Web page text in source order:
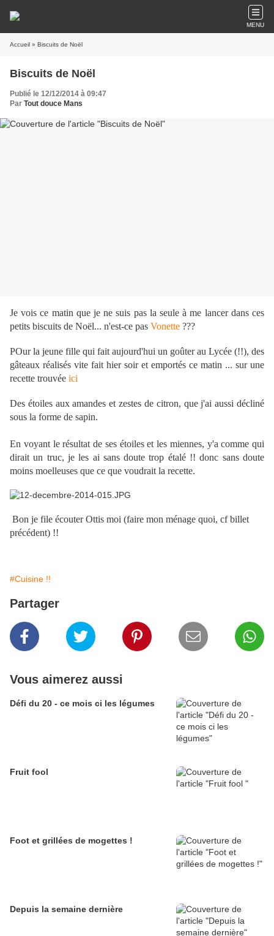
MENU
Accueil » Biscuits de Noël
Biscuits de Noël
Publié le 12/12/2014 à 09:47
Par Tout douce Mans
Je vois ce matin que je ne suis pas la seule à me lancer dans ces
petits biscuits de Noël... n'est-ce pas Vonette ???
POur la jeune fille qui fait aujourd'hui un goûter au Lycée (!!), des
gâteaux réalisés vite fait hier soir et emportés ce matin ... sur une
recette trouvée ici
Des étoiles aux amandes et zestes de citron, que j'ai aussi décliné
sous la forme de sapin.
En voyant le résultat de ses étoiles et les miennes, y'a comme qui
dirait un truc, je les ai sans doute trop étalé !! donc sans doute
moins moelleuses que ce que voudrait la recette.
Bon je file écouter Ottis moi (faire mon ménage quoi, cf billet
précédent) !!
#Cuisine !!
Partager
Vous aimerez aussi
Défi du 20 - ce mois ci les légumes
Fruit fool
Foot et grillées de mogettes !
Depuis la semaine dernière